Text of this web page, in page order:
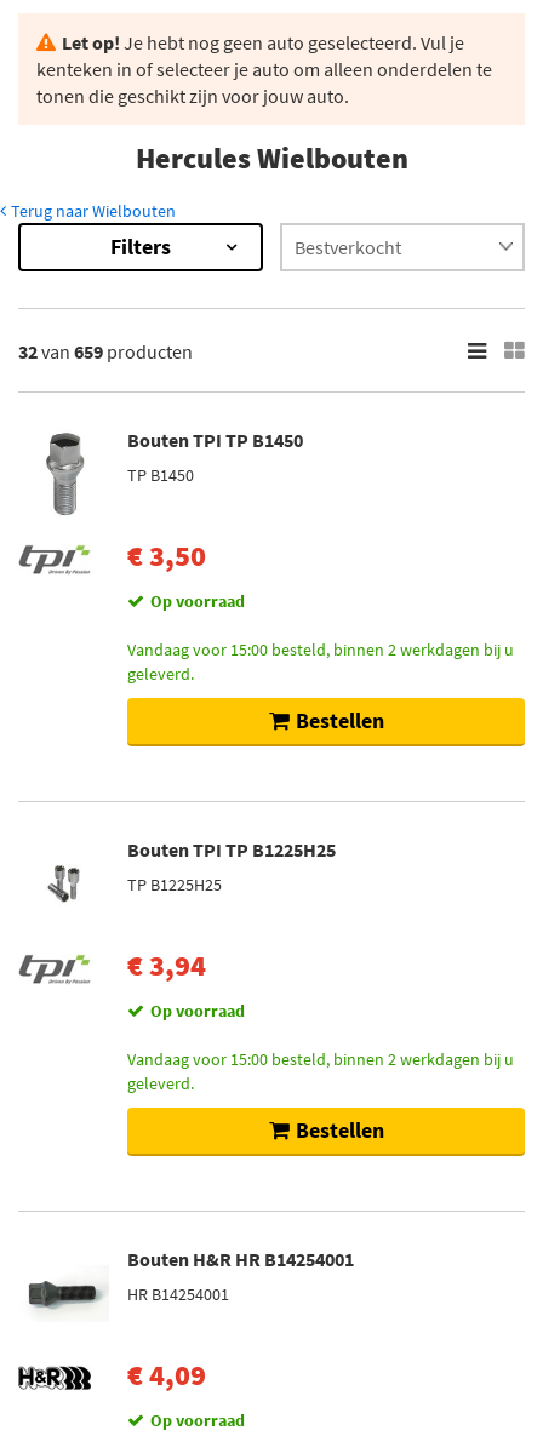
Let op! Je hebt nog geen auto geselecteerd. Vul je
kenteken in of selecteer je auto om alleen onderdelen te
tonen die geschikt zijn voor jouw auto.
Hercules Wielbouten
Terug naar Wielbouten
Resultaten
×
Mijnautoonderdelen (5)
TPI (36)
Toon meer
Niet op voorraad (424)
Op voorraad (235)
Filters
32van 659 producten
Bouten TPI TP B1450
TP B1450
€ 3,50
Op voorraad
Vandaag voor 15:00 besteld, binnen 2 werkdagen bij u
geleverd.
Bestellen
Bouten TPI TP B1225H25
TP B1225H25
€ 3,94
Op voorraad
Vandaag voor 15:00 besteld, binnen 2 werkdagen bij u
geleverd.
Bestellen
Bouten H&R HR B14254001
HR B14254001
€ 4,09
Op voorraad